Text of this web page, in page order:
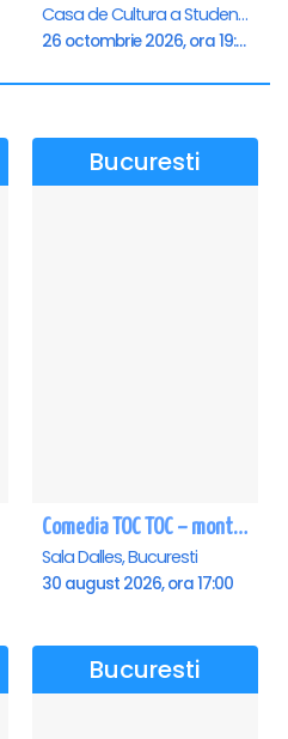
Casa de Cultura a Studentilor Dumitru Farcas, Cluj-Napoca
26 octombrie 2026, ora 19:00
Bucuresti
Comedia TOC TOC – montarea originală
Sala Dalles, Bucuresti
30 august 2026, ora 17:00
Bucuresti